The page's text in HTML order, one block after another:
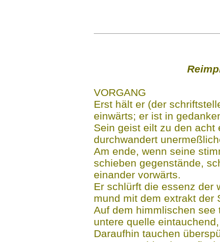
VORGANG
Erst hält er (der
einwärts; er ist in
Sein geist eilt zu den
durchwandert
Am ende, wenn seine
schieben gegenstände,
einander vorwärts.
Er schlürft die essenz der
mund mit dem extrakt der
Auf dem himmlischen
untere quelle
Daraufhin tauchen